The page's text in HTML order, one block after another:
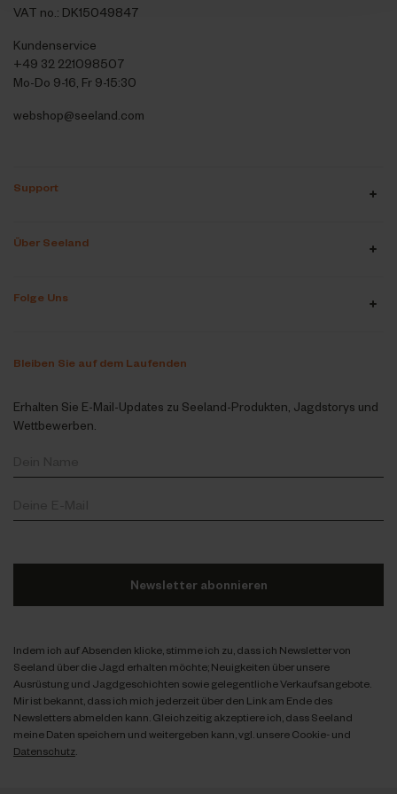
VAT no.: DK15049847
Kundenservice
+49 32 221098507
Mo-Do 9-16, Fr 9-15:30
webshop@seeland.com
Support
Über Seeland
Folge Uns
Bleiben Sie auf dem Laufenden
Erhalten Sie E-Mail-Updates zu Seeland-Produkten, Jagdstorys und
Wettbewerben.
Newsletter abonnieren
Indem ich auf Absenden klicke, stimme ich zu, dass ich Newsletter von
Seeland über die Jagd erhalten möchte; Neuigkeiten über unsere
Ausrüstung und Jagdgeschichten sowie gelegentliche Verkaufsangebote.
Mir ist bekannt, dass ich mich jederzeit über den Link am Ende des
Newsletters abmelden kann. Gleichzeitig akzeptiere ich, dass Seeland
meine Daten speichern und weitergeben kann, vgl. unsere Cookie- und
Datenschutz.